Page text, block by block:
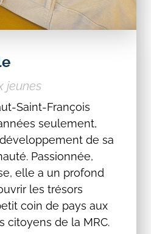
jeunes
Saint-François
seulement,
de sa
Passionnée,
elle a un profond
les trésors
coin de pays aux
citoyens de la MRC.